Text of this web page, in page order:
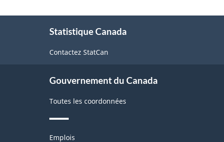
Statistique Canada
Contactez StatCan
Gouvernement du Canada
Toutes les coordonnées
Thèmes
Emplois